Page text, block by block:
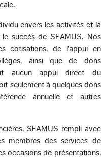
envers les activités et la
succès de SEAMUS. Nos
cotisations, de l'appui en
ainsi que de dons
aucun appui direct du
seulement à quelques dons
annuelle et autres
SEAMUS rempli avec
membres des services de
occasions de présentations,